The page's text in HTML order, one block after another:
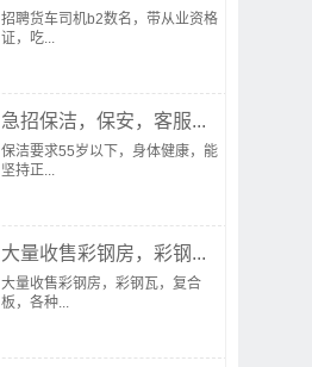
招聘货车司机b2数名，带从业资格
证，吃...
急招保洁，保安，客服...
保洁要求55岁以下，身体健康，能
坚持正...
大量收售彩钢房，彩钢...
大量收售彩钢房，彩钢瓦，复合
板，各种...